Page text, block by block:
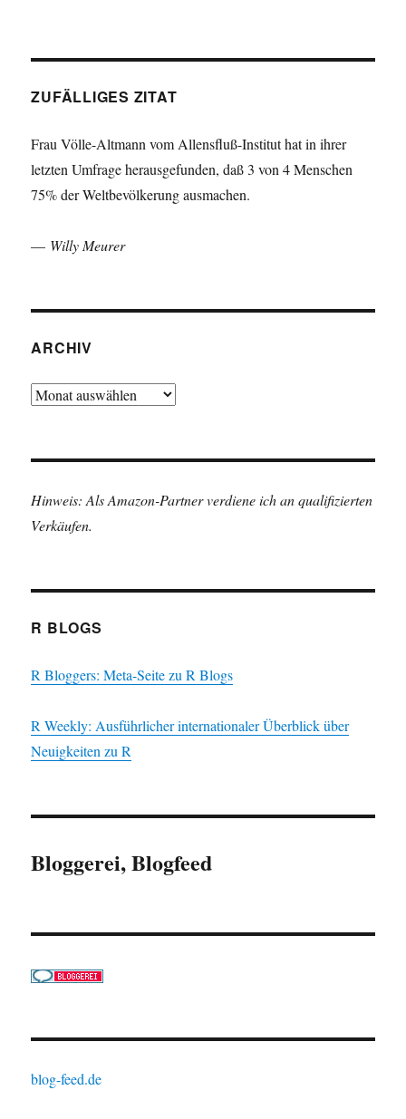
ZUFÄLLIGES ZITAT
Frau Völle-Altmann vom Allensfluß-Institut hat in ihrer
letzten Umfrage herausgefunden, daß 3 von 4 Menschen
75% der Weltbevölkerung ausmachen.
— Willy Meurer
ARCHIV
Archiv
Hinweis: Als Amazon-Partner verdiene ich an qualifizierten
Verkäufen.
R BLOGS
R Bloggers: Meta-Seite zu R Blogs
R Weekly: Ausführlicher internationaler Überblick über
Neuigkeiten zu R
Bloggerei, Blogfeed
blog-feed.de